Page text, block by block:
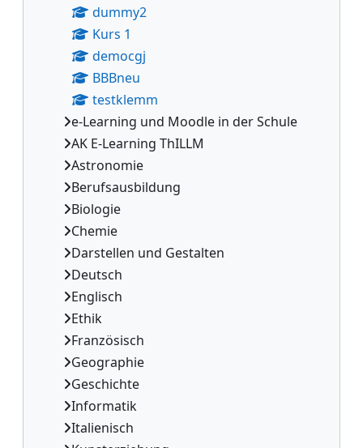
dummy2
Kurs 1
democgj
BBBneu
testklemm
e-Learning und Moodle in der Schule
AK E-Learning ThILLM
Astronomie
Berufsausbildung
Biologie
Chemie
Darstellen und Gestalten
Deutsch
Englisch
Ethik
Französisch
Geographie
Geschichte
Informatik
Italienisch